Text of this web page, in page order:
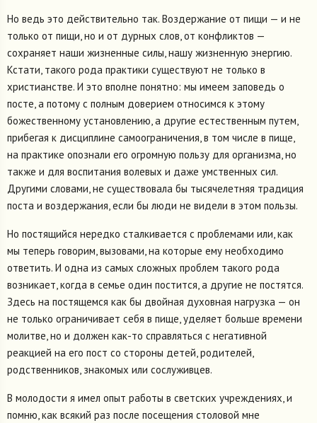
Но ведь это действительно так. Воздержание от пищи — и не
только от пищи, но и от дурных слов, от конфликтов —
сохраняет наши жизненные силы, нашу жизненную энергию.
Кстати, такого рода практики существуют не только в
христианстве. И это вполне понятно: мы имеем заповедь о
посте, а потому с полным доверием относимся к этому
божественному установлению, а другие естественным путем,
прибегая к дисциплине самоограничения, в том числе в пище,
на практике опознали его огромную пользу для организма, но
также и для воспитания волевых и даже умственных сил.
Другими словами, не существовала бы тысячелетняя традиция
поста и воздержания, если бы люди не видели в этом пользы.
Но постящийся нередко сталкивается с проблемами или, как
мы теперь говорим, вызовами, на которые ему необходимо
ответить. И одна из самых сложных проблем такого рода
возникает, когда в семье один постится, а другие не постятся.
Здесь на постящемся как бы двойная духовная нагрузка — он
не только ограничивает себя в пище, уделяет больше времени
молитве, но и должен как-то справляться с негативной
реакцией на его пост со стороны детей, родителей,
родственников, знакомых или сослуживцев.
В молодости я имел опыт работы в светских учреждениях, и
помню, как всякий раз после посещения столовой мне